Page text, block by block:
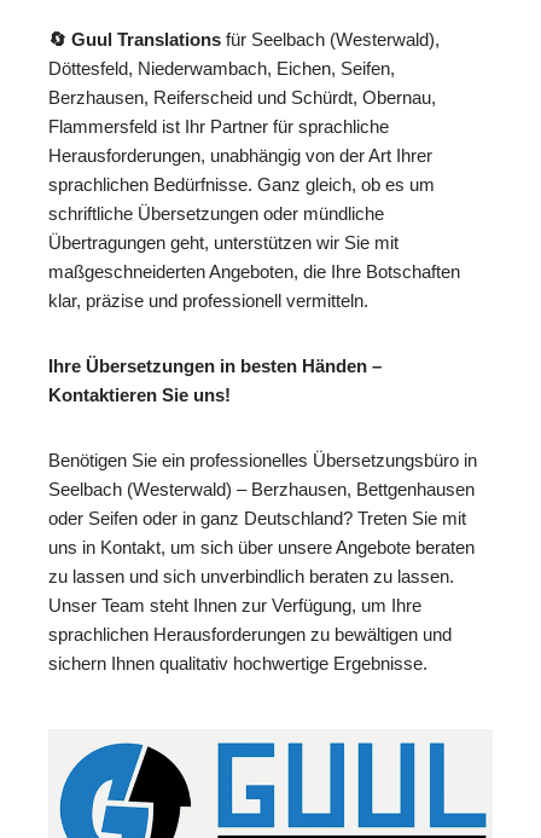
🔄 Guul Translations für Seelbach (Westerwald),
Döttesfeld, Niederwambach, Eichen, Seifen,
Berzhausen, Reiferscheid und Schürdt, Obernau,
Flammersfeld ist Ihr Partner für sprachliche
Herausforderungen, unabhängig von der Art Ihrer
sprachlichen Bedürfnisse. Ganz gleich, ob es um
schriftliche Übersetzungen oder mündliche
Übertragungen geht, unterstützen wir Sie mit
maßgeschneiderten Angeboten, die Ihre Botschaften
klar, präzise und professionell vermitteln.
Ihre Übersetzungen in besten Händen –
Kontaktieren Sie uns!
Benötigen Sie ein professionelles Übersetzungsbüro in
Seelbach (Westerwald) – Berzhausen, Bettgenhausen
oder Seifen oder in ganz Deutschland? Treten Sie mit
uns in Kontakt, um sich über unsere Angebote beraten
zu lassen und sich unverbindlich beraten zu lassen.
Unser Team steht Ihnen zur Verfügung, um Ihre
sprachlichen Herausforderungen zu bewältigen und
sichern Ihnen qualitativ hochwertige Ergebnisse.